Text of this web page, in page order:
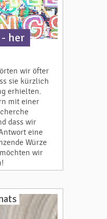
her
wir öfter
sie kürzlich
erhielten.
mit einer
dass wir
eine
Würze
wir